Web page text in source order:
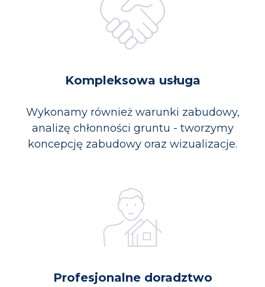
Kompleksowa usługa
Wykonamy również warunki zabudowy,
analizę chłonności gruntu - tworzymy
koncepcję zabudowy oraz wizualizacje.
Profesjonalne doradztwo